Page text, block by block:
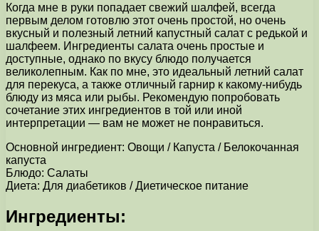
Когда мне в руки попадает свежий шалфей, всегда
первым делом готовлю этот очень простой, но очень
вкусный и полезный летний капустный салат с редькой и
шалфеем. Ингредиенты салата очень простые и
доступные, однако по вкусу блюдо получается
великолепным. Как по мне, это идеальный летний салат
для перекуса, а также отличный гарнир к какому-нибудь
блюду из мяса или рыбы. Рекомендую попробовать
сочетание этих ингредиентов в той или иной
интерпретации — вам не может не понравиться.
Основной ингредиент: Овощи / Капуста / Белокочанная
капуста
Блюдо: Салаты
Диета: Для диабетиков / Диетическое питание
Ингредиенты: